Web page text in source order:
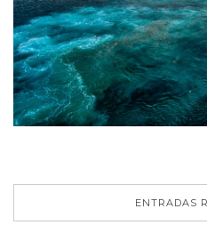
ENTRADAS